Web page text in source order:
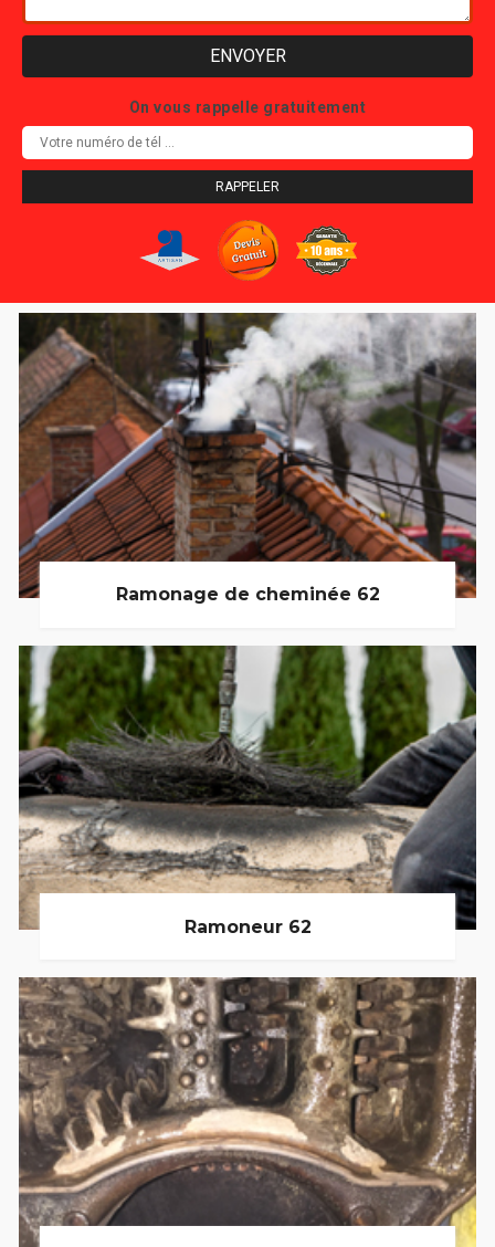
On vous rappelle gratuitement
Ramonage de cheminée 62
Ramoneur 62